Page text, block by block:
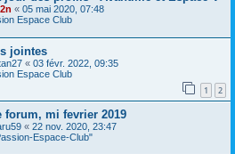
« 05 mai 2020, 07:48
Espace Club
jointes
« 03 févr. 2022, 09:35
Espace Club
1 2
forum, mi fevrier 2019
« 22 nov. 2020, 23:47
Espace-Club"